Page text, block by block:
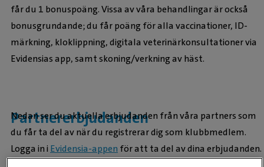
får du 1 bonuspoäng. Vissa av våra behandlingar är också
bonusgrundande; du får poäng för alla vaccinationer, ID-
märkning, kloklippning, digitala veterinärkonsultationer via
Evidensias app, samt skoning/verkning av häst.
Partnererbjudanden
Nedan ser du aktuella erbjudanden från våra partners som
du får ta del av när du registrerar dig som klubbmedlem.
Logga in i Evidensia-appen för att ta del av dina erbjudanden.